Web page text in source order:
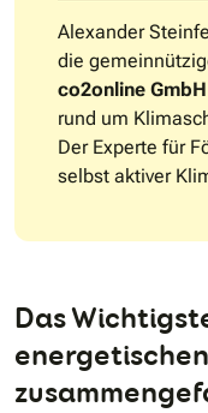
Alexander
die
co2online GmbH
rund um
Der Experte für
selbst aktiver
Das